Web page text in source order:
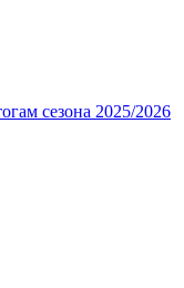
сезона 2025/2026